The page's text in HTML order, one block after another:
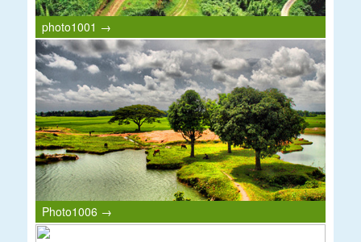
photo1001 →
Photo1006 →